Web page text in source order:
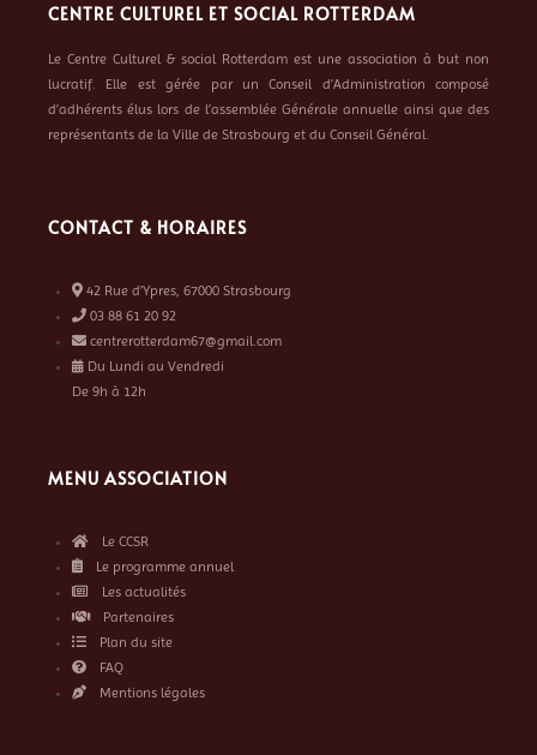
CENTRE CULTUREL ET SOCIAL ROTTERDAM
Le Centre Culturel & social Rotterdam est une association à but non
lucratif. Elle est gérée par un Conseil d’Administration composé
d’adhérents élus lors de l’assemblée Générale annuelle ainsi que des
représentants de la Ville de Strasbourg et du Conseil Général.
CONTACT & HORAIRES
42 Rue d’Ypres, 67000 Strasbourg
03 88 61 20 92
centrerotterdam67@gmail.com
Du Lundi au Vendredi
De 9h à 12h
MENU ASSOCIATION
Le CCSR
Le programme annuel
Les actualités
Partenaires
Plan du site
FAQ
Mentions légales